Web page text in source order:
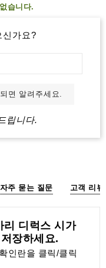
습니다.
가요?
면 알려주세요.
립니다.
자주 묻는 질문 고객 리뷰
리 디럭스 시가
장하세요.
인란을 클릭/클릭